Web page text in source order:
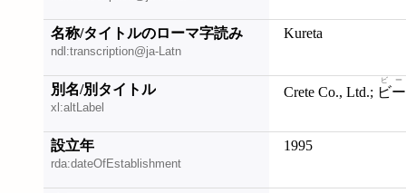
名称/タイトルのローマ字読み
ndl:transcription@ja-Latn
Kureta
別名/別タイトル
xl:altLabel
Crete Co., Ltd.; ビ
ビ
設立年
rda:dateOfEstablishment
1995